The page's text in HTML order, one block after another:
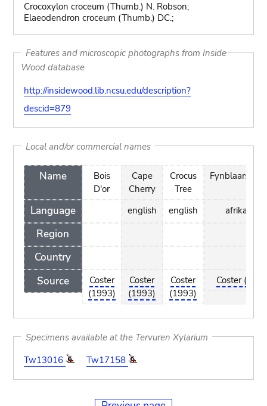
Crocoxylon croceum (Thumb.) N. Robson;
Elaeodendron croceum (Thumb.) DC.;
Features and microscopic photographs from Inside
Wood database
http://insidewood.lib.ncsu.edu/description?
descid=879
Local and/or commercial names
Name
Language
Region
Country
Source
Bois
D'or
Coster
(1993)
Cape
Cherry
english
Coster
(1993)
Crocus
Tree
english
Coster
(1993)
afrikaans
Coster
Specimens available at the Tervuren Xylarium
Tw13016
Tw17158